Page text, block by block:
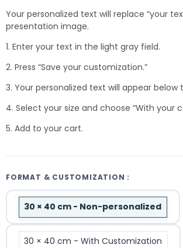
Your personalized text will replace “your
presentation image.
1. Enter your text in the light gray field.
2. Press “Save your customization.”
3. Your personalized text will appear below
4. Select your size and choose “With your
5. Add to your cart.
FORMAT & CUSTOMIZATION :
30 × 40 cm - Non-personalized
30 × 40 cm - With Customization